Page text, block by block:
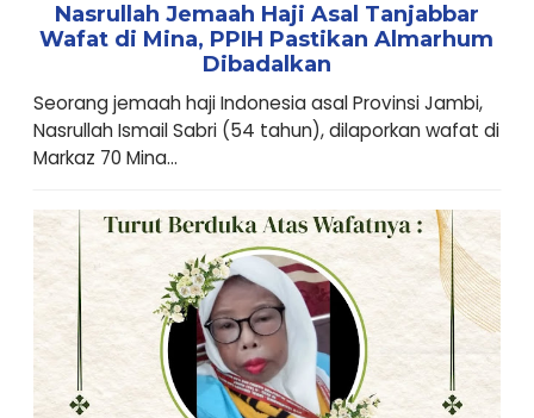
Nasrullah Jemaah Haji Asal Tanjabbar
Wafat di Mina, PPIH Pastikan Almarhum
Dibadalkan
Seorang jemaah haji Indonesia asal Provinsi Jambi,
Nasrullah Ismail Sabri (54 tahun), dilaporkan wafat di
Markaz 70 Mina...